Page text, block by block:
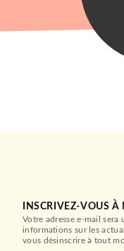
INSCRIVEZ-VOUS À
Votre adresse e-mail
informations sur les
vous désinscrire à tout